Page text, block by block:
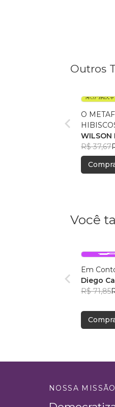
Outros
O
TULIPAS
WILSON
R$ 37,67
Você
Em
Diego
R$ 71,85
NOSSA MISSÃO